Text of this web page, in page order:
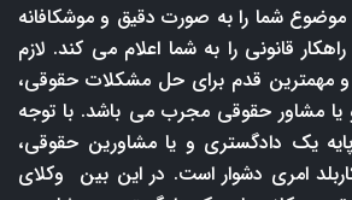
شما را به صورت دقیق و موشکافانه
قانونی را به شما اعلام می کند. لازم
مهمترین قدم برای حل مشکلات حقوقی،
مشاور حقوقی مجرب می باشد. با توجه
یک دادگستری و یا مشاورین حقوقی،
امری دشوار است. در این بین وکلای